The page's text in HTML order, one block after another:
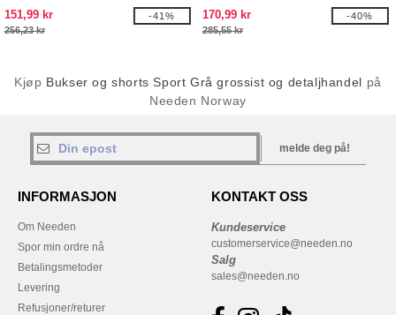
151,99 kr
256,23 kr
-41%
170,99 kr
285,55 kr
-40%
Kjøp Bukser og shorts Sport Grå grossist og detaljhandel på
Needen Norway
melde deg på!
INFORMASJON
Om Needen
Spor min ordre nå
Betalingsmetoder
Levering
Refusjoner/returer
KONTAKT OSS
Kundeservice
customerservice@needen.no
Salg
sales@needen.no